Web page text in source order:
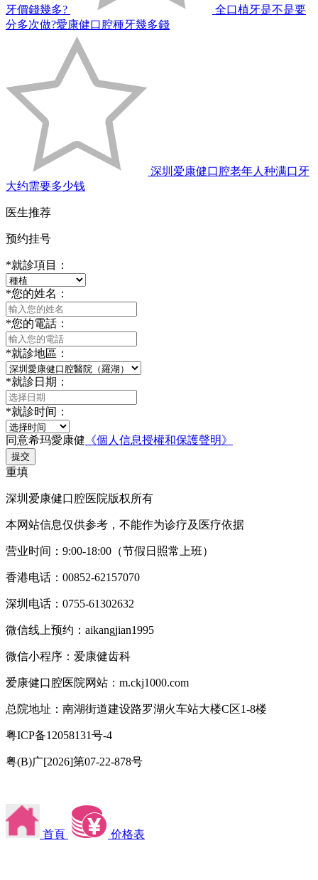
牙價錢幾多?
全口植牙是不是要
分多次做?愛康健口腔種牙幾多錢
深圳爱康健口腔老年人种满口牙
大约需要多少钱
医生推荐
预约挂号
*就診項目：
*您的姓名：
*您的電話：
*就診地區：
*就診日期：
*就診时间：
同意希玛愛康健 《個人信息授權和保護聲明》
提交
重填
深圳爱康健口腔医院版权所有
本网站信息仅供参考，不能作为诊疗及医疗依据
营业时间：9:00-18:00（节假日照常上班）
香港电话：00852-62157070
深圳电话：0755-61302632
微信线上预约：aikangjian1995
微信小程序：爱康健齿科
爱康健口腔医院网站：m.ckj1000.com
总院地址：南湖街道建设路罗湖火车站大楼C区1-8楼
粤ICP备12058131号-4
粤(B)广[2026]第07-22-878号
首頁 价格表